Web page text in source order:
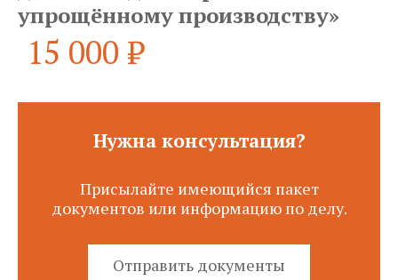
упрощённому производству»
15 000 ₽
Нужна консультация?
Присылайте имеющийся пакет
документов или информацию по делу.
Отправить документы